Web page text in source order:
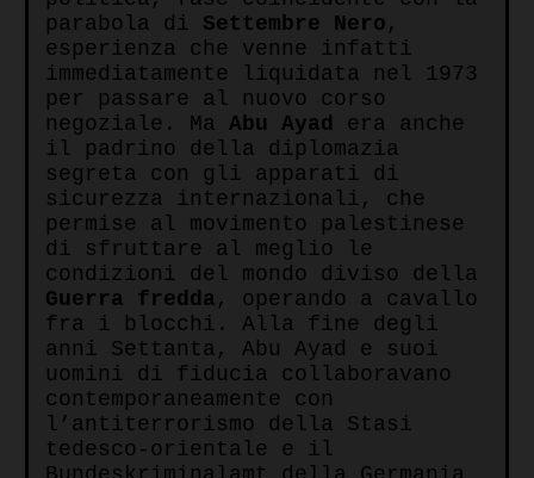
parabola di Settembre Nero ,
esperienza che venne infatti
immediatamente liquidata nel 1973
per passare al nuovo corso
negoziale. Ma Abu Ayad
era anche
il padrino della diplomazia
segreta con gli apparati di
sicurezza internazionali, che
permise al movimento palestinese
di sfruttare al meglio le
condizioni del mondo diviso della
Guerra
fredda , operando a cavallo
fra i blocchi. Alla fine degli
anni Settanta, Abu Ayad e suoi
uomini di fiducia collaboravano
contemporaneamente con
l’antiterrorismo della Stasi
tedesco-orientale e il